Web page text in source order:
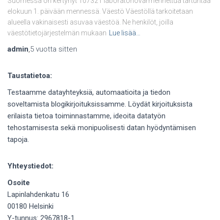
elokuun 1. päivään mennessä. Väestö Väestöllä tarkoitetaan
alueella vakinaisesti asuvaa väestöä. Ne henkilöt, joilla
väestötietojärjestelmän mukaan
Lue lisää…
admin,5 vuotta sitten
Taustatietoa:
Testaamme datayhteyksiä, automaatioita ja tiedon
soveltamista blogikirjoituksissamme. Löydät kirjoituksista
erilaista tietoa toiminnastamme, ideoita datatyön
tehostamisesta sekä monipuolisesti datan hyödyntämisen
tapoja.
Yhteystiedot:
Osoite
Lapinlahdenkatu 16
00180 Helsinki
Y-tunnus: 2967818-1